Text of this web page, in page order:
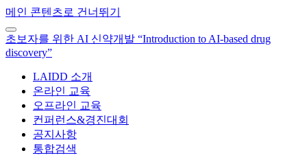
메인 콘텐츠로 건너뛰기
초보자를 위한 AI 신약개발 “Introduction to AI-based drug
discovery”
LAIDD 소개
온라인 교육
오프라인 교육
컨퍼런스&경진대회
공지사항
통합검색